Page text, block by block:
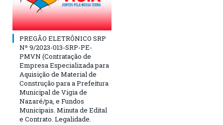
PREGÃO ELETRÔNICO SRP
Nº 9/2023-013-SRP-PE-
PMVN (Contratação de
Empresa Especializada para
Aquisição de Material de
Construção para a Prefeitura
Municipal de Vigia de
Nazaré/pa, e Fundos
Municipais. Minuta de Edital
e Contrato. Legalidade.